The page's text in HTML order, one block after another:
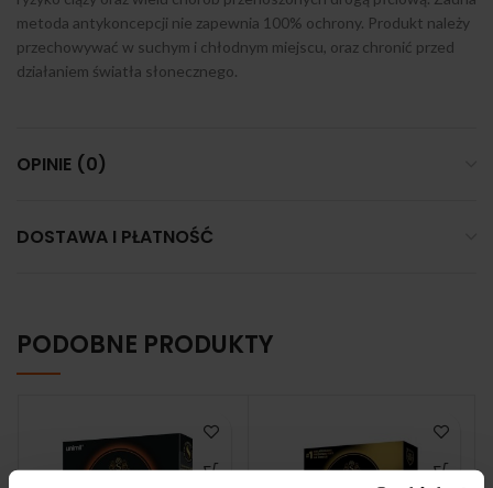
metoda antykoncepcji nie zapewnia 100% ochrony. Produkt należy
przechowywać w suchym i chłodnym miejscu, oraz chronić przed
działaniem światła słonecznego.
OPINIE (0)
DOSTAWA I PŁATNOŚĆ
PODOBNE PRODUKTY